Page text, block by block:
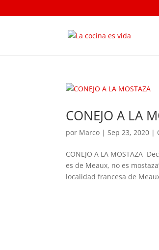
CONEJO A LA
por Marco |Sep 23, 2020 |
CONEJO A LA MOSTAZA
es de Meaux, no es
localidad francesa de